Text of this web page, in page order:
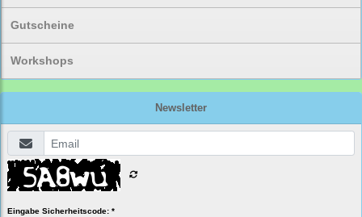
Gutscheine
Workshops
Newsletter
Eingabe Sicherheitscode: *